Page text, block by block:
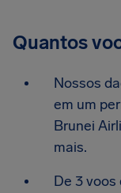
Quantos
Nossos
em um
Brunei
mais.
De 3